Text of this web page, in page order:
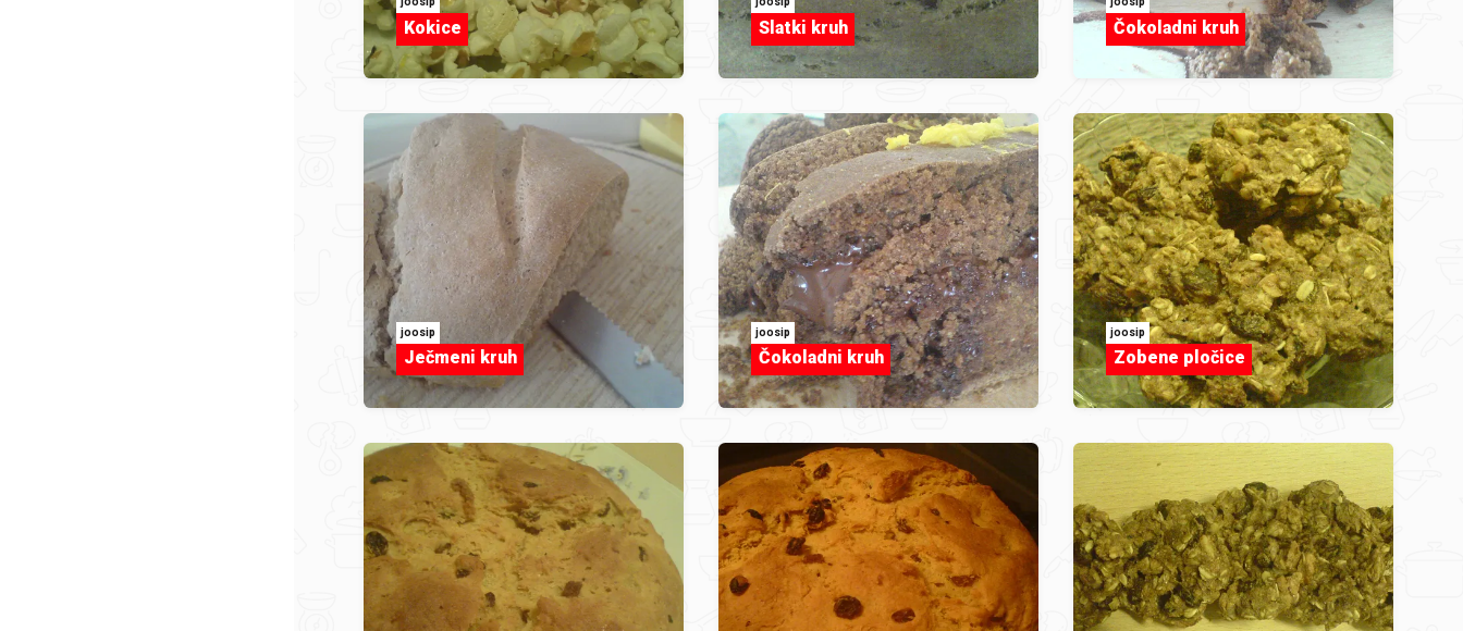
Kokice Slatki kruh Čokoladni kruh
joosip
Ječmeni kruh
joosip
Čokoladni kruh
joosip
Zobene pločice